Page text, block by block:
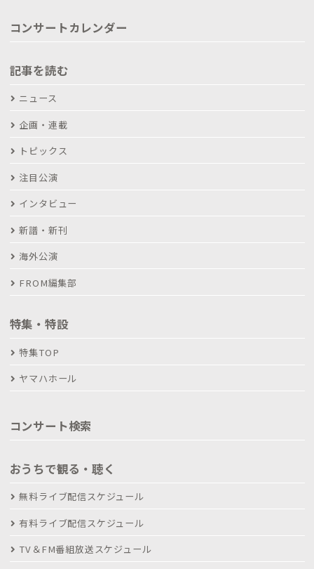
コンサートカレンダー
記事を読む
ニュース
企画・連載
トピックス
注目公演
インタビュー
新譜・新刊
海外公演
FROM編集部
特集・特設
特集TOP
ヤマハホール
コンサート検索
おうちで観る・聴く
無料ライブ配信スケジュール
有料ライブ配信スケジュール
TV＆FM番組放送スケジュール